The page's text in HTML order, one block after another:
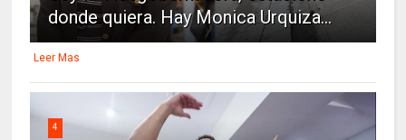
donde quiera. Hay Monica Urquiza...
Leer Mas
4